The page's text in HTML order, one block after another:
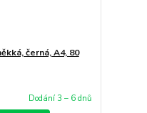
černá, A4, 80
Dodání 3 – 6 dnů